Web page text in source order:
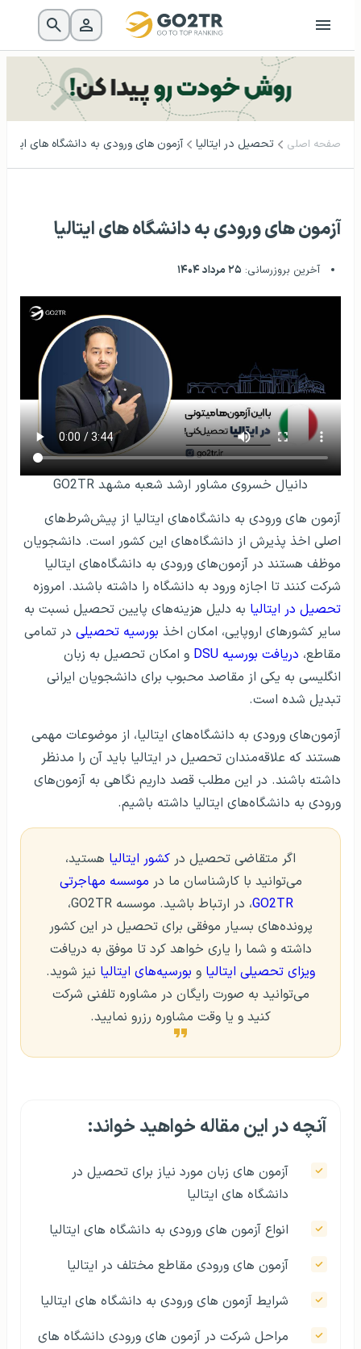
صفحه اصلی تحصیل در ایتالیا آزمون‌ های ورودی به دانشگاه‌ های ایتالیا
آزمون‌ های ورودی به دانشگاه‌ های ایتالیا
آخرین بروزرسانی: ۲۵ مرداد ۱۴۰۴
دانیال خسروی مشاور ارشد شعبه مشهد GO2TR
آزمون‌ های ورودی به دانشگاه‌های ایتالیا از پیش‌شرط‌های
اصلی اخذ پذیرش از دانشگاه‌های این کشور است. دانشجویان
موظف هستند در آزمون‌های ورودی به دانشگاه‌های ایتالیا
شرکت کنند تا اجازه ورود به دانشگاه را داشته باشند. امروزه
تحصیل در ایتالیا به دلیل هزینه‌های پایین تحصیل نسبت به
سایر کشورهای اروپایی، امکان اخذ بورسیه تحصیلی در تمامی
مقاطع، دریافت بورسیه DSU
و امکان تحصیل به زبان
انگلیسی به یکی از مقاصد محبوب برای دانشجویان ایرانی
تبدیل شده است.
آزمون‌های ورودی به دانشگاه‌های ایتالیا، از موضوعات مهمی
هستند که علاقه‌مندان تحصیل در ایتالیا باید آن را مدنظر
داشته باشند. در این مطلب قصد داریم نگاهی به آزمون‌های
ورودی به دانشگاه‌های ایتالیا داشته باشیم.
اگر متقاضی تحصیل در کشور ایتالیا هستید،
می‌توانید با کارشناسان ما در موسسه مهاجرتی
GO2TR
، در ارتباط باشید. موسسه GO2TR،
پرونده‌های بسیار موفقی برای تحصیل در این کشور
داشته و شما را یاری خواهد کرد تا موفق به دریافت
ویزای تحصیلی ایتالیا و بورسیه‌های ایتالیا نیز شوید.
می‌توانید به صورت رایگان در مشاوره تلفنی شرکت
کنید و یا وقت مشاوره رزرو نمایید.
آنچه در این مقاله خواهید خواند:
آزمون‌ های زبان مورد نیاز برای تحصیل در
دانشگاه‌ های ایتالیا
انواع آزمون‌ های ورودی به دانشگاه‌ های ایتالیا
آزمون های ورودی مقاطع مختلف در ایتالیا
شرایط آزمون‌ های ورودی به دانشگاه های ایتالیا
مراحل شرکت در آزمون های ورودی دانشگاه‌ های